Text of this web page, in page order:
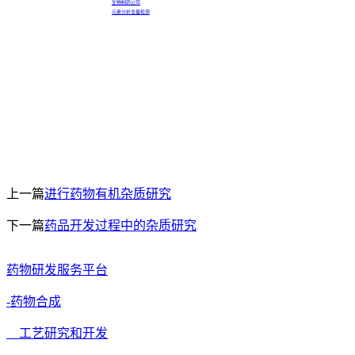
生物制药公司
元素分析含量检测
上一篇进行药物有机杂质研究
下一篇药品开发过程中的杂质研究
药物研发服务平台
-药物合成
工艺研究和开发